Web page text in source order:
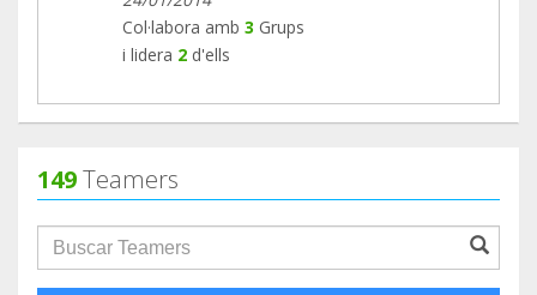
En el blog de nuestra web tenéis toda la
información: https://hemiweb.org/news/v-
Col·labora amb 3 Grups
i lidera 2 d'ells
149Teamers
groupProfile.searchForm.search.text???